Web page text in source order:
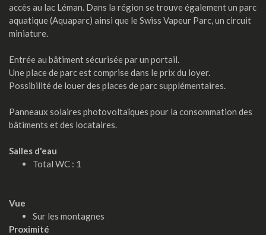
accès au lac Léman. Dans la région se trouve également un parc
aquatique (Aquaparc) ainsi que le Swiss Vapeur Parc, un circuit
miniature.
Entrée au bâtiment sécurisée par un portail.
Une place de parc est comprise dans le prix du loyer.
Possibilité de louer des places de parc supplémentaires.
Panneaux solaires photovoltaïques pour la consommation des
bâtiments et des locataires.
Salles d'eau
Total WC : 1
Vue
Sur les montagnes
Proximité